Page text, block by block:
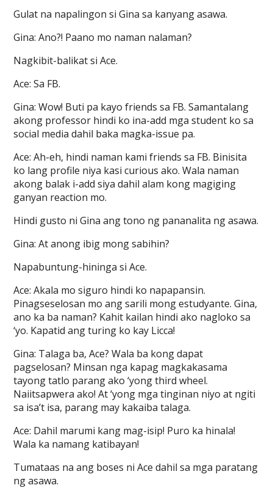
Gulat na napalingon si Gina sa kanyang asawa.
Gina: Ano?! Paano mo naman nalaman?
Nagkibit-balikat si Ace.
Ace: Sa FB.
Gina: Wow! Buti pa kayo friends sa FB. Samantalang
akong professor hindi ko ina-add mga student ko sa
social media dahil baka magka-issue pa.
Ace: Ah-eh, hindi naman kami friends sa FB. Binisita
ko lang profile niya kasi curious ako. Wala naman
akong balak i-add siya dahil alam kong magiging
ganyan reaction mo.
Hindi gusto ni Gina ang tono ng pananalita ng asawa.
Gina: At anong ibig mong sabihin?
Napabuntung-hininga si Ace.
Ace: Akala mo siguro hindi ko napapansin.
Pinagseselosan mo ang sarili mong estudyante. Gina,
ano ka ba naman? Kahit kailan hindi ako nagloko sa
‘yo. Kapatid ang turing ko kay Licca!
Gina: Talaga ba, Ace? Wala ba kong dapat
pagselosan? Minsan nga kapag magkakasama
tayong tatlo parang ako ‘yong third wheel.
Naiitsapwera ako! At ‘yong mga tinginan niyo at ngiti
sa isa’t isa, parang may kakaiba talaga.
Ace: Dahil marumi kang mag-isip! Puro ka hinala!
Wala ka namang katibayan!
Tumataas na ang boses ni Ace dahil sa mga paratang
ng asawa.